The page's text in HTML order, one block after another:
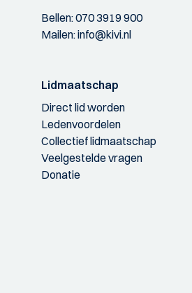
Bellen:070 3919 900
Mailen:info@kivi.nl
Lidmaatschap
Direct lid worden
Ledenvoordelen
Collectief lidmaatschap
Veelgestelde vragen
Donatie